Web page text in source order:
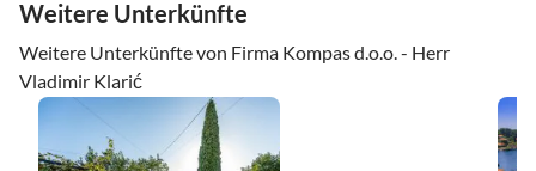
Weitere Unterkünfte
Weitere Unterkünfte von Firma Kompas d.o.o. - Herr
Vladimir Klarić